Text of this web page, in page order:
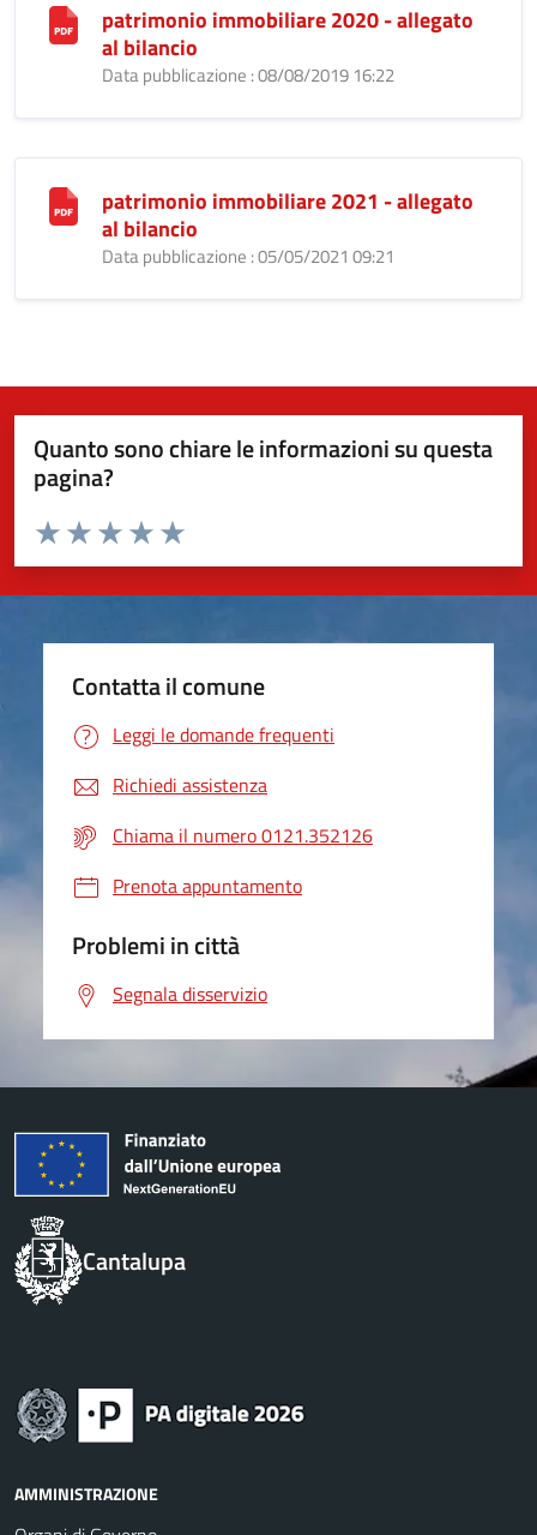
patrimonio immobiliare 2020 - allegato
al bilancio
Data pubblicazione : 08/08/2019 16:22
patrimonio immobiliare 2021 - allegato
al bilancio
Data pubblicazione : 05/05/2021 09:21
Quanto sono chiare le informazioni su questa
pagina?
Valuta da 1 a 5 stelle la pagina
Valuta 5 stelle su 5
Valuta 4 stelle su 5
Valuta 3 stelle su 5
Valuta 2 stelle su 5
Valuta 1 stelle su 5
Contatta il comune
Leggi le domande frequenti
Richiedi assistenza
Chiama il numero 0121.352126
Prenota appuntamento
Problemi in città
Segnala disservizio
Cantalupa
AMMINISTRAZIONE